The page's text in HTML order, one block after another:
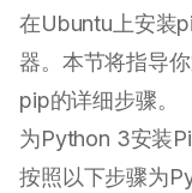
在Ubuntu上安装
器。本节将指导
pip的详细步骤。
为Python 3安装
按照以下步骤为